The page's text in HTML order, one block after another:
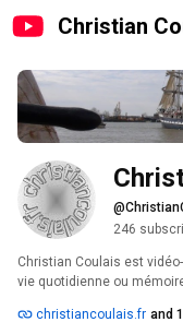
Christian
246
Christian Coulais est
vie quotidienne ou
christiancoulais.fr and